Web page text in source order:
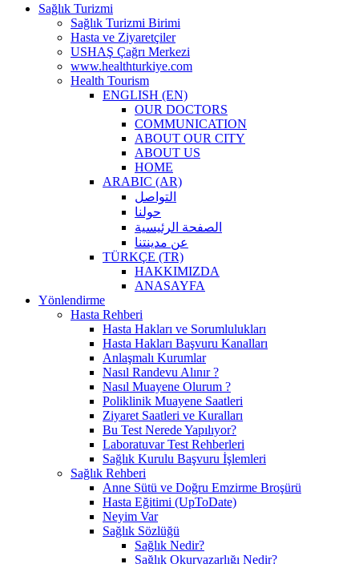
Sağlık Turizmi
Sağlık Turizmi Birimi
Hasta ve Ziyaretçiler
USHAŞ Çağrı Merkezi
www.healthturkiye.com
Health Tourism
ENGLISH (EN)
OUR DOCTORS
COMMUNICATION
ABOUT OUR CITY
ABOUT US
HOME
ARABIC (AR)
التواصل
حولنا
الصفحة الرئيسية
عن مدينتنا
TÜRKÇE (TR)
HAKKIMIZDA
ANASAYFA
Yönlendirme
Hasta Rehberi
Hasta Hakları ve Sorumlulukları
Hasta Hakları Başvuru Kanalları
Anlaşmalı Kurumlar
Nasıl Randevu Alınır ?
Nasıl Muayene Olurum ?
Poliklinik Muayene Saatleri
Ziyaret Saatleri ve Kuralları
Bu Test Nerede Yapılıyor?
Laboratuvar Test Rehberleri
Sağlık Kurulu Başvuru İşlemleri
Sağlık Rehberi
Anne Sütü ve Doğru Emzirme Broşürü
Hasta Eğitimi (UpToDate)
Neyim Var
Sağlık Sözlüğü
Sağlık Nedir?
Sağlık Okuryazarlığı Nedir?